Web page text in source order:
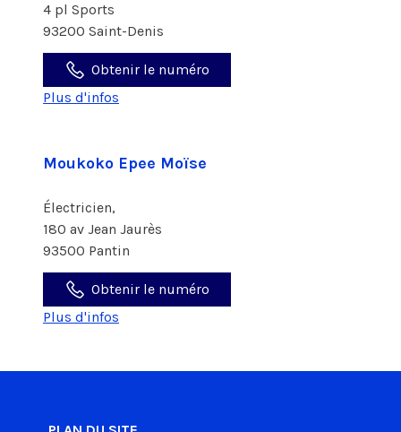
4 pl Sports
93200 Saint-Denis
Obtenir le numéro
Plus d'infos
Moukoko Epee Moïse
Électricien,
180 av Jean Jaurès
93500 Pantin
Obtenir le numéro
Plus d'infos